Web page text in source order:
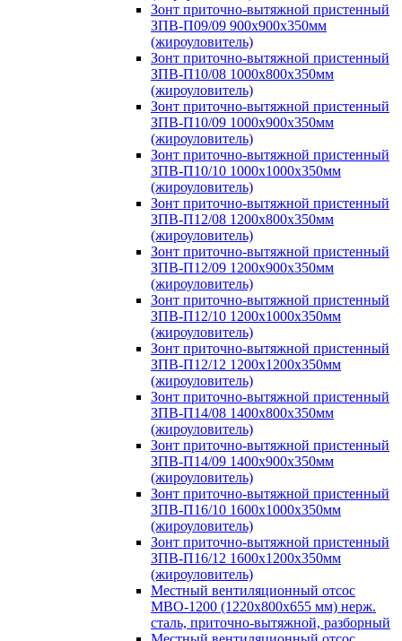
Зонт приточно-вытяжной пристенный
ЗПВ-П09/09 900х900х350мм
(жироуловитель)
Зонт приточно-вытяжной пристенный
ЗПВ-П10/08 1000х800х350мм
(жироуловитель)
Зонт приточно-вытяжной пристенный
ЗПВ-П10/09 1000х900х350мм
(жироуловитель)
Зонт приточно-вытяжной пристенный
ЗПВ-П10/10 1000х1000х350мм
(жироуловитель)
Зонт приточно-вытяжной пристенный
ЗПВ-П12/08 1200х800х350мм
(жироуловитель)
Зонт приточно-вытяжной пристенный
ЗПВ-П12/09 1200х900х350мм
(жироуловитель)
Зонт приточно-вытяжной пристенный
ЗПВ-П12/10 1200х1000х350мм
(жироуловитель)
Зонт приточно-вытяжной пристенный
ЗПВ-П12/12 1200х1200х350мм
(жироуловитель)
Зонт приточно-вытяжной пристенный
ЗПВ-П14/08 1400х800х350мм
(жироуловитель)
Зонт приточно-вытяжной пристенный
ЗПВ-П14/09 1400х900х350мм
(жироуловитель)
Зонт приточно-вытяжной пристенный
ЗПВ-П16/10 1600х1000х350мм
(жироуловитель)
Зонт приточно-вытяжной пристенный
ЗПВ-П16/12 1600х1200х350мм
(жироуловитель)
Местный вентиляционный отсос
МВО-1200 (1220х800х655 мм) нерж.
сталь, приточно-вытяжной, разборный